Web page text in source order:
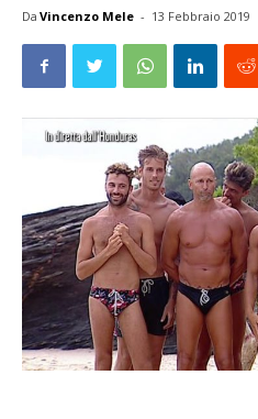
Da Vincenzo Mele - 13 Febbraio 2019